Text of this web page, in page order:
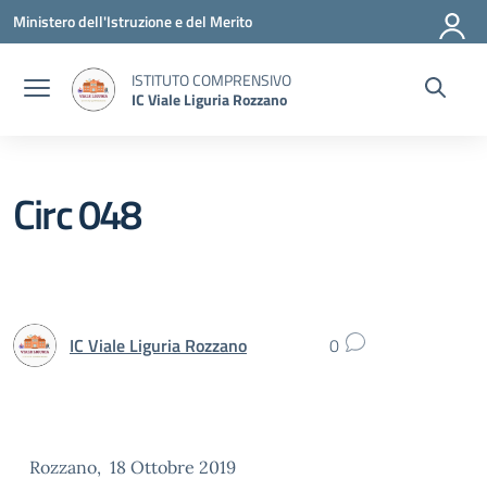
Vai ai contenuti
Vai al menu di navigazione
Vai al footer
Ministero dell'Istruzione e del Merito
ISTITUTO COMPRENSIVO
IC Viale Liguria Rozzano
Circ 048
IC Viale Liguria Rozzano 0
Rozzano, 18 Ottobre 2019